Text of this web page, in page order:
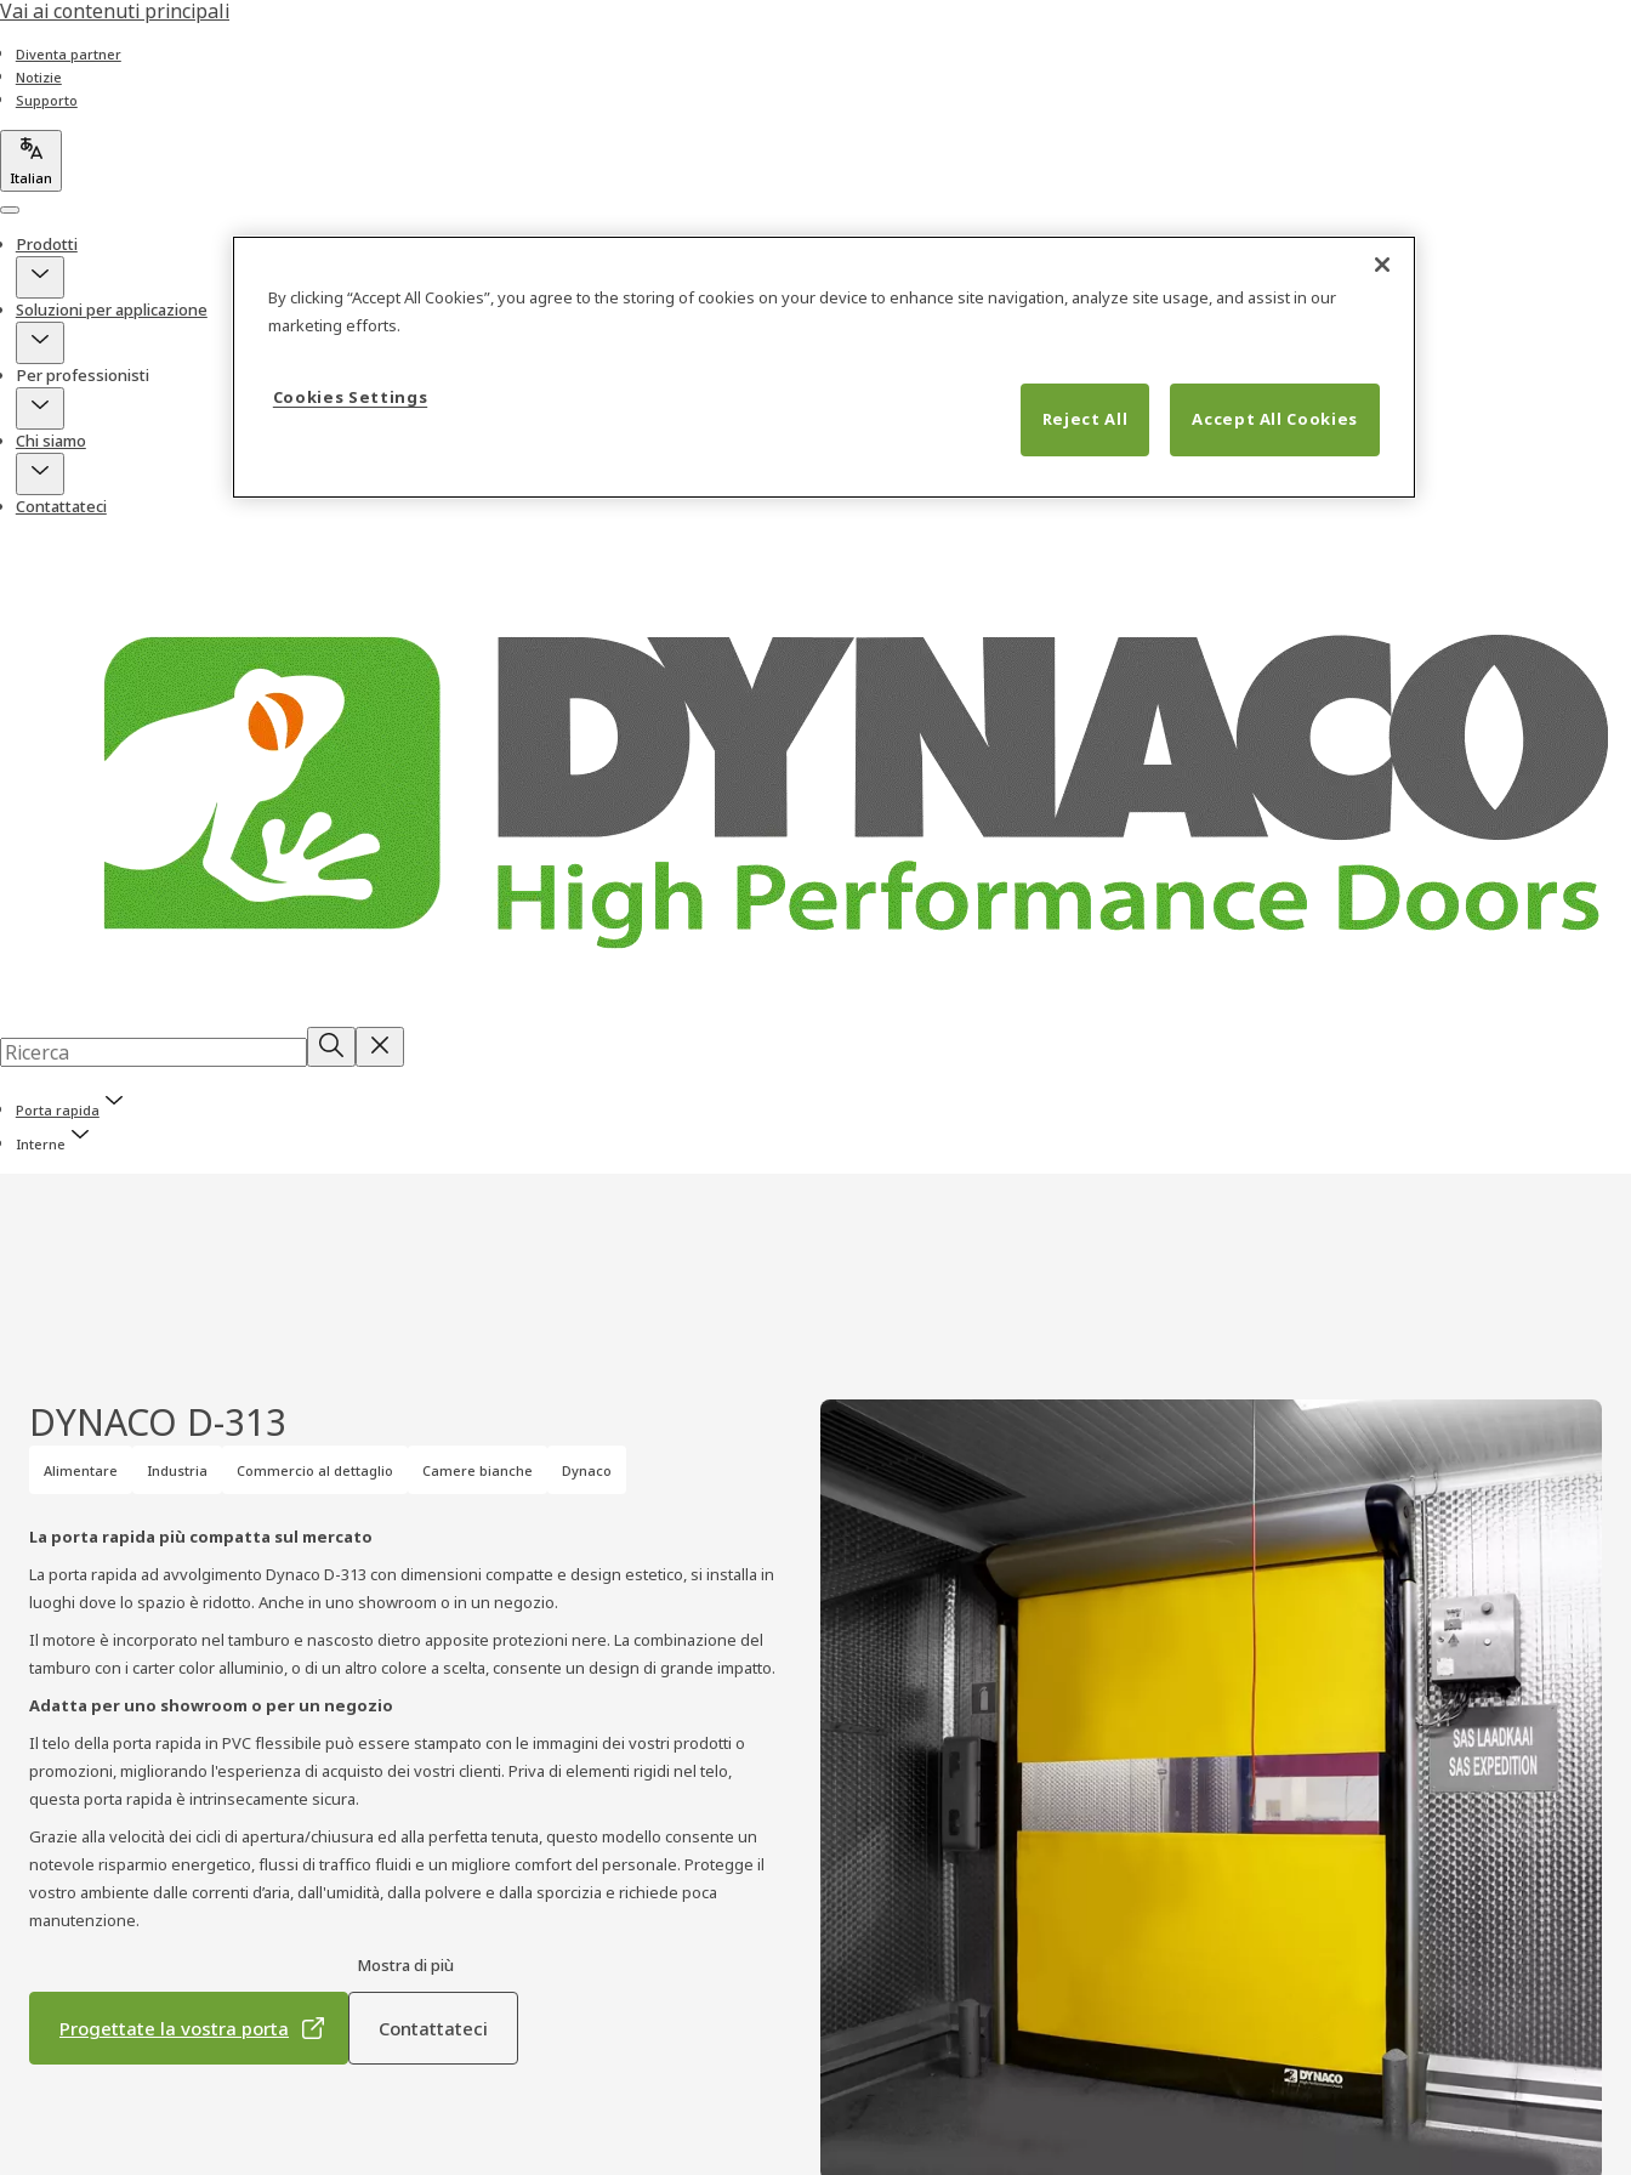
Vai ai contenuti principali
Diventa partner
Notizie
Supporto
Italian
Menu
Prodotti
Soluzioni per applicazione
Per professionisti
Chi siamo
Contattateci
Porta rapida
Interne
DYNACO D-313
Alimentare Industria Commercio al dettaglio Camere bianche Dynaco
La porta rapida più compatta sul mercato
La porta rapida ad avvolgimento Dynaco D-313 con dimensioni compatte e design estetico, si installa in
luoghi dove lo spazio è ridotto. Anche in uno showroom o in un negozio.
Il motore è incorporato nel tamburo e nascosto dietro apposite protezioni nere. La combinazione del
tamburo con i carter color alluminio, o di un altro colore a scelta, consente un design di grande impatto.
Adatta per uno showroom o per un negozio
Il telo della porta rapida in PVC flessibile può essere stampato con le immagini dei vostri prodotti o
promozioni, migliorando l'esperienza di acquisto dei vostri clienti. Priva di elementi rigidi nel telo,
questa porta rapida è intrinsecamente sicura.
Grazie alla velocità dei cicli di apertura/chiusura ed alla perfetta tenuta, questo modello consente un
notevole risparmio energetico, flussi di traffico fluidi e un migliore comfort del personale. Protegge il
vostro ambiente dalle correnti d’aria, dall'umidità, dalla polvere e dalla sporcizia e richiede poca
manutenzione.
Mostra di più
Progettate la vostra porta Contattateci
By clicking “Accept All Cookies”, you agree to the storing of cookies on your device to enhance site navigation, analyze site usage, and assist in our
marketing efforts.
Cookies Settings
Reject All
Accept All Cookies